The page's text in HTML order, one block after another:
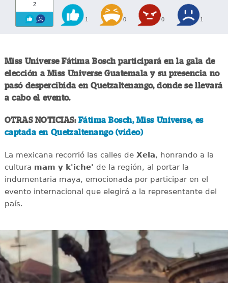
2
1 0 0 1
Miss Universe Fátima Bosch participará en la gala de
elección a Miss Universe Guatemala y su presencia no
pasó despercibida en Quetzaltenango, donde se llevará
a cabo el evento.
OTRAS NOTICIAS: Fátima Bosch, Miss Universe, es
captada en Quetzaltenango (video)
La mexicana recorrió las calles deXela, honrando a la
cultura mam y k'iche' de la región, al portar la
indumentaria maya, emocionada por participar en el
evento internacional que elegirá a la representante del
país.